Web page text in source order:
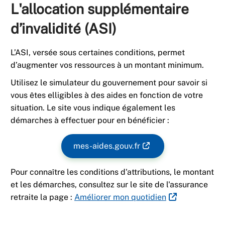
L'allocation supplémentaire
d’invalidité (ASI)
L’ASI, versée sous certaines conditions, permet
d’augmenter vos ressources à un montant minimum.
Utilisez le simulateur du gouvernement pour savoir si
vous êtes elligibles à des aides en fonction de votre
situation. Le site vous indique également les
démarches à effectuer pour en bénéficier :
mes-aides.gouv.fr
Pour connaître les conditions d'attributions, le montant
et les démarches, consultez sur le site de l'assurance
retraite la page : Améliorer mon quotidien